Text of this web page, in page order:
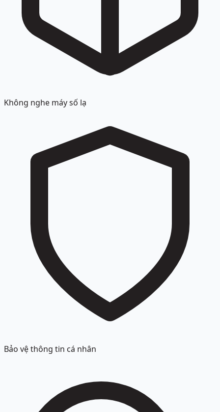
Không nghe máy số lạ
Bảo vệ thông tin cá nhân